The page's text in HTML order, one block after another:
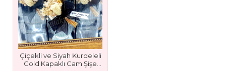
Çiçekli ve Siyah Kurdeleli
Gold Kapaklı Cam Şişe